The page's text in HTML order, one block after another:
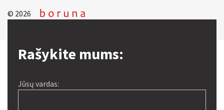
© 2026
Rašykite mums:
Jūsų vardas: